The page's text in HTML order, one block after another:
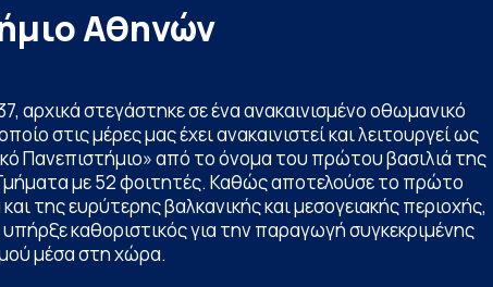
Αθηνών
αρχικά στεγάστηκε σε ένα ανακαινισμένο οθωμανικό
στις μέρες μας έχει ανακαινιστεί και λειτουργεί ως
Πανεπιστήμιο» από το όνομα του πρώτου βασιλιά της
με 52 φοιτητές. Καθώς αποτελούσε το πρώτο
της ευρύτερης βαλκανικής και μεσογειακής περιοχής,
καθοριστικός για την παραγωγή συγκεκριμένης
μέσα στη χώρα.